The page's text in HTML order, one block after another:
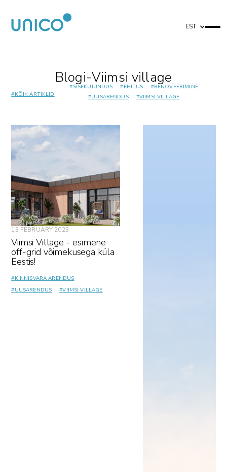
EST
Blogi-Viimsi village
#KÕIK ARTIKLID
#SISEKUJUNDUS #EHITUS #RENOVEERIMINE
#UUSARENDUS #VIIMSI VILLAGE
13 FEBRUARY 2023
Viimsi Village - esimene
off-grid võimekusega küla
Eestis!
#KINNISVARA ARENDUS
#UUSARENDUS #VIIMSI VILLAGE